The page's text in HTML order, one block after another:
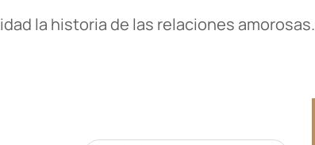
la historia de las relaciones amorosas.